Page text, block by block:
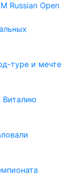
Russian Open
туре и мечте
Виталию